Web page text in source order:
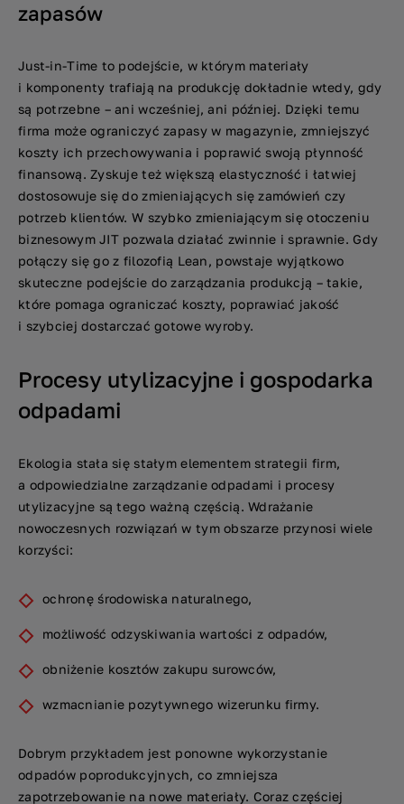
zapasów
Just-in-Time to podejście, w którym materiały
i komponenty trafiają na produkcję dokładnie wtedy, gdy
są potrzebne – ani wcześniej, ani później. Dzięki temu
firma może ograniczyć zapasy w magazynie, zmniejszyć
koszty ich przechowywania i poprawić swoją płynność
finansową. Zyskuje też większą elastyczność i łatwiej
dostosowuje się do zmieniających się zamówień czy
potrzeb klientów. W szybko zmieniającym się otoczeniu
biznesowym JIT pozwala działać zwinnie i sprawnie. Gdy
połączy się go z filozofią Lean, powstaje wyjątkowo
skuteczne podejście do zarządzania produkcją – takie,
które pomaga ograniczać koszty, poprawiać jakość
i szybciej dostarczać gotowe wyroby.
Procesy utylizacyjne i gospodarka
odpadami
Ekologia stała się stałym elementem strategii firm,
a odpowiedzialne zarządzanie odpadami i procesy
utylizacyjne są tego ważną częścią. Wdrażanie
nowoczesnych rozwiązań w tym obszarze przynosi wiele
korzyści:
ochronę środowiska naturalnego,
możliwość odzyskiwania wartości z odpadów,
obniżenie kosztów zakupu surowców,
wzmacnianie pozytywnego wizerunku firmy.
Dobrym przykładem jest ponowne wykorzystanie
odpadów poprodukcyjnych, co zmniejsza
zapotrzebowanie na nowe materiały. Coraz częściej